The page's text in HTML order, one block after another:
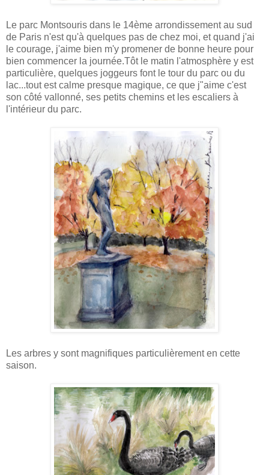
Le parc Montsouris dans le 14ème arrondissement au sud
de Paris n'est qu'à quelques pas de chez moi, et quand j'ai
le courage, j'aime bien m'y promener de bonne heure pour
bien commencer la journée.Tôt le matin l'atmosphère y est
particulière, quelques joggeurs font le tour du parc ou du
lac...tout est calme presque magique, ce que j"aime c'est
son côté vallonné, ses petits chemins et les escaliers à
l'intérieur du parc.
Les arbres y sont magnifiques particulièrement en cette
saison.